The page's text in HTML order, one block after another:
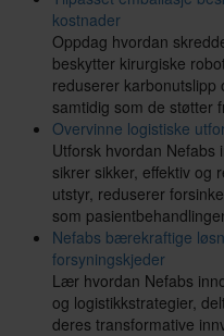
kostnader
Oppdag hvordan
beskytter kirurgiske
reduserer
samtidig som de støtter
Overvinne logistiske
Utforsk hvordan Nefabs
sikrer sikker, effektiv og
utstyr, reduserer
som
Nefabs bærekraftige
forsyningskjeder
Lær hvordan Nefabs
og logistikkstrategier,
deres transformative